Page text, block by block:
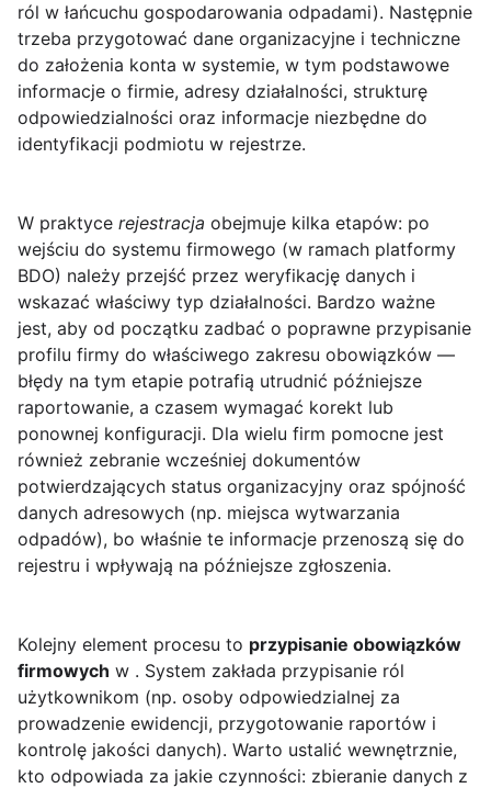
ról w łańcuchu gospodarowania odpadami). Następnie
trzeba przygotować dane organizacyjne i techniczne
do założenia konta w systemie, w tym podstawowe
informacje o firmie, adresy działalności, strukturę
odpowiedzialności oraz informacje niezbędne do
identyfikacji podmiotu w rejestrze.
W praktyce rejestracja obejmuje kilka etapów: po
wejściu do systemu firmowego (w ramach platformy
BDO) należy przejść przez weryfikację danych i
wskazać właściwy typ działalności. Bardzo ważne
jest, aby od początku zadbać o poprawne przypisanie
profilu firmy do właściwego zakresu obowiązków —
błędy na tym etapie potrafią utrudnić późniejsze
raportowanie, a czasem wymagać korekt lub
ponownej konfiguracji. Dla wielu firm pomocne jest
również zebranie wcześniej dokumentów
potwierdzających status organizacyjny oraz spójność
danych adresowych (np. miejsca wytwarzania
odpadów), bo właśnie te informacje przenoszą się do
rejestru i wpływają na późniejsze zgłoszenia.
Kolejny element procesu to przypisanie obowiązków
firmowych w . System zakłada przypisanie ról
użytkownikom (np. osoby odpowiedzialnej za
prowadzenie ewidencji, przygotowanie raportów i
kontrolę jakości danych). Warto ustalić wewnętrznie,
kto odpowiada za jakie czynności: zbieranie danych z